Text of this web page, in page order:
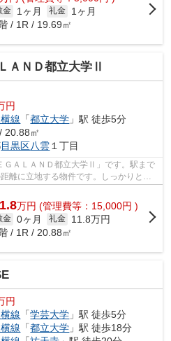
金 1ヶ月 礼金
1ヶ月
/ 1R / 19.69㎡
ＡＮＤ都立大学Ⅱ
円
線 「都立大学 」駅 徒歩5分
20.88㎡
目黒区八雲 １丁目
ＧＡＬＡＮＤ都立大学Ⅱ」です。駅まで
離に立地する物件です。しっかりとし
デザ...
万円 (管理費等：15,000円 )
金 0ヶ月 礼金
11.8万円
/ 1R / 20.88㎡
円
線 「学芸大学 」駅 徒歩5分
線 「都立大学 」駅 徒歩18分